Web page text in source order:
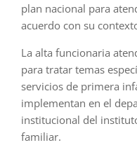
plan nacional para
acuerdo con su
La alta funcionaria
para tratar temas
servicios de primera
implementan en el
institucional del
familiar.